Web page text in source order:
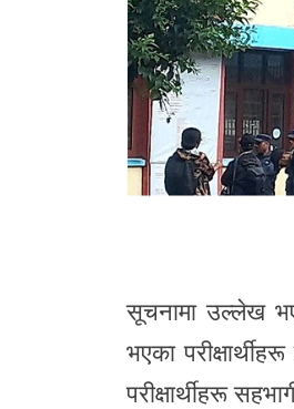
सूचनामा उल्लेख
भएका
परीक्षार्थीहरू